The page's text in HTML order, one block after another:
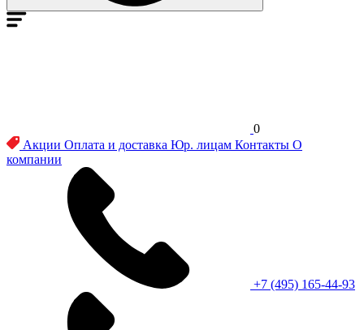
0
Акции Оплата и доставка Юр. лицам Контакты О
компании
+7 (495) 165-44-93